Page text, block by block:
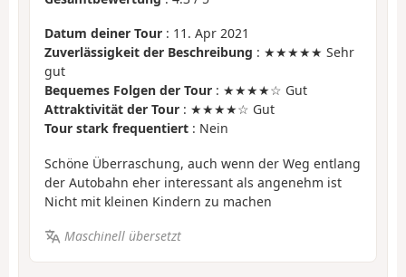
Datum deiner Tour : 11. Apr 2021
Zuverlässigkeit der Beschreibung : ★★★★★ Sehr
gut
Bequemes Folgen der Tour : ★★★★☆ Gut
Attraktivität der Tour : ★★★★☆ Gut
Tour stark frequentiert : Nein
Schöne Überraschung, auch wenn der Weg entlang
der Autobahn eher interessant als angenehm ist
Nicht mit kleinen Kindern zu machen
Maschinell übersetzt